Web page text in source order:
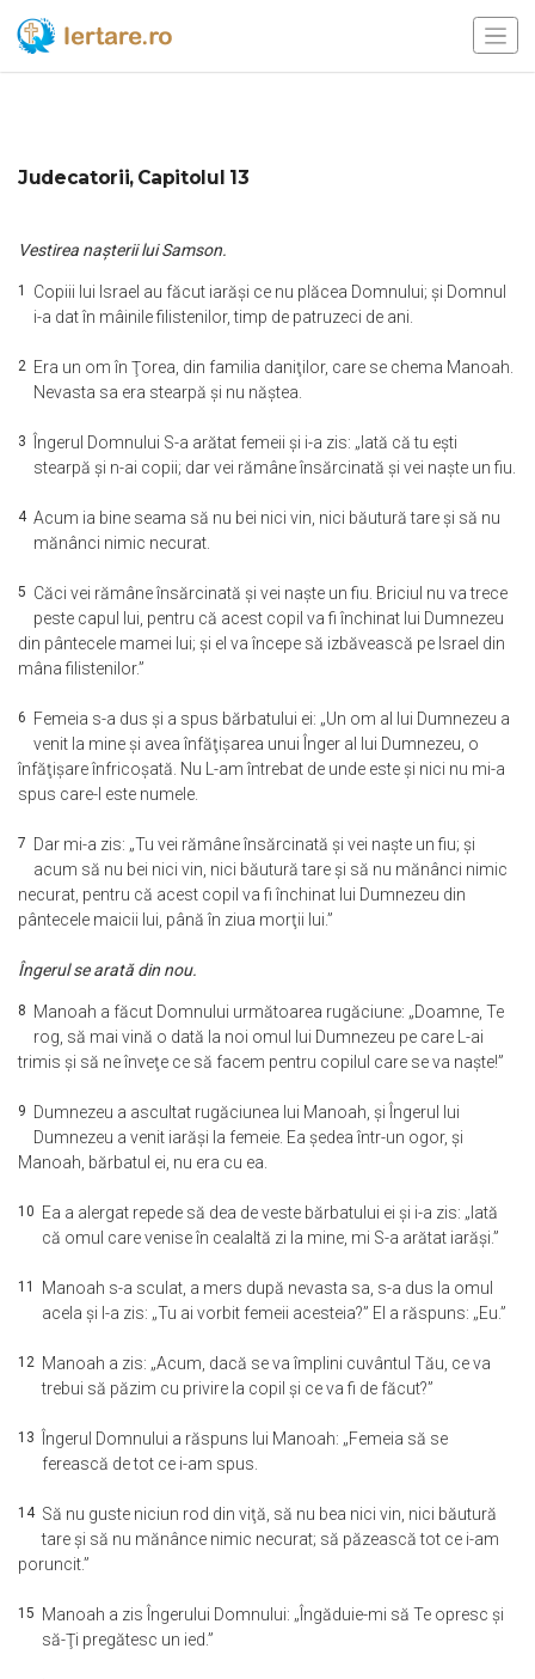
Judecatorii, Capitolul 13
Vestirea naşterii lui Samson.
1 Copiii lui Israel au făcut iarăşi ce nu plăcea Domnului; şi Domnul
i-a dat în mâinile filistenilor, timp de patruzeci de ani.
2 Era un om în Ţorea, din familia daniţilor, care se chema Manoah.
Nevasta sa era stearpă şi nu năştea.
3
Îngerul Domnului S-a arătat femeii şi i-a zis: „Iată că tu eşti
stearpă şi n-ai copii; dar vei rămâne însărcinată şi vei naşte un fiu.
4 Acum ia bine seama să nu bei nici vin, nici băutură tare şi să nu
mănânci nimic necurat.
5 Căci vei rămâne însărcinată şi vei naşte un fiu. Briciul nu va trece
peste capul lui, pentru că acest copil va fi închinat lui Dumnezeu
din pântecele mamei lui; şi el va începe să izbăvească pe Israel din
mâna filistenilor.”
6 Femeia s-a dus şi a spus bărbatului ei: „Un om al lui Dumnezeu a
venit la mine şi avea înfăţişarea unui Înger al lui Dumnezeu, o
înfăţişare înfricoşată. Nu L-am întrebat de unde este şi nici nu mi-a
spus care-I este numele.
7 Dar mi-a zis: „Tu vei rămâne însărcinată şi vei naşte un fiu; şi
acum să nu bei nici vin, nici băutură tare şi să nu mănânci nimic
necurat, pentru că acest copil va fi închinat lui Dumnezeu din
pântecele maicii lui, până în ziua morţii lui.”
Îngerul se arată din nou.
8 Manoah a făcut Domnului următoarea rugăciune: „Doamne, Te
rog, să mai vină o dată la noi omul lui Dumnezeu pe care L-ai
trimis şi să ne înveţe ce să facem pentru copilul care se va naşte!”
9 Dumnezeu a ascultat rugăciunea lui Manoah, şi Îngerul lui
Dumnezeu a venit iarăşi la femeie. Ea şedea într-un ogor, şi
Manoah, bărbatul ei, nu era cu ea.
10 Ea a alergat repede să dea de veste bărbatului ei şi i-a zis: „Iată
că omul care venise în cealaltă zi la mine, mi S-a arătat iarăşi.”
11 Manoah s-a sculat, a mers după nevasta sa, s-a dus la omul
acela şi I-a zis: „Tu ai vorbit femeii acesteia?” El a răspuns: „Eu.”
12 Manoah a zis: „Acum, dacă se va împlini cuvântul Tău, ce va
trebui să păzim cu privire la copil şi ce va fi de făcut?”
13
Îngerul Domnului a răspuns lui Manoah: „Femeia să se
ferească de tot ce i-am spus.
14 Să nu guste niciun rod din viţă, să nu bea nici vin, nici băutură
tare şi să nu mănânce nimic necurat; să păzească tot ce i-am
poruncit.”
15 Manoah a zis Îngerului Domnului: „Îngăduie-mi să Te opresc şi
să-Ţi pregătesc un ied.”